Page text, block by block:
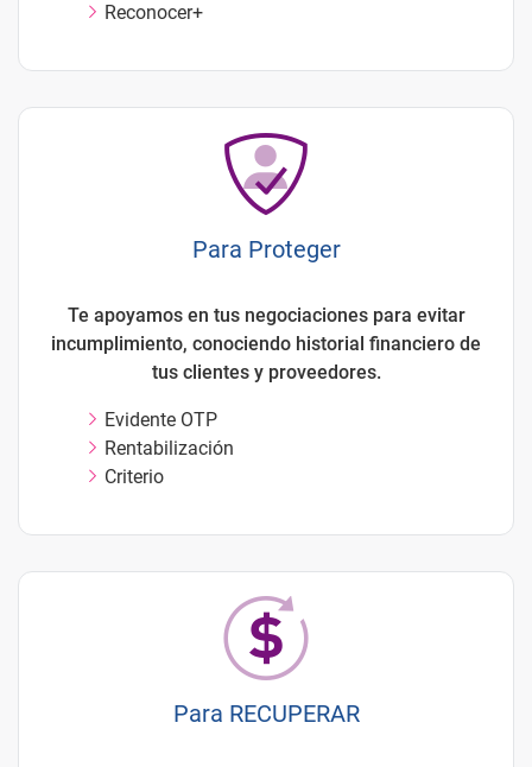
Reconocer+
Para Proteger
Te apoyamos en tus negociaciones para evitar
incumplimiento, conociendo historial financiero de
tus clientes y proveedores.
Evidente OTP
Rentabilización
Criterio
Para RECUPERAR